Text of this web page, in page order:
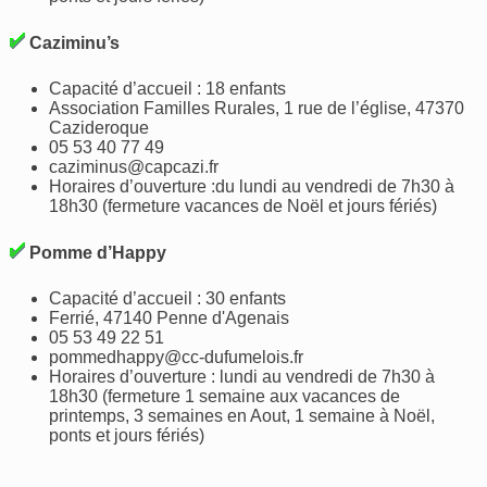
Caziminu’s
Capacité d’accueil : 18 enfants
Association Familles Rurales, 1 rue de l’église, 47370
Cazideroque
05 53 40 77 49
caziminus@capcazi.fr
Horaires d’ouverture :du lundi au vendredi de 7h30 à
18h30 (fermeture vacances de Noël et jours fériés)
Pomme d’Happy
Capacité d’accueil : 30 enfants
Ferrié, 47140 Penne d'Agenais
05 53 49 22 51
pommedhappy@cc-dufumelois.fr
Horaires d’ouverture : lundi au vendredi de 7h30 à
18h30 (fermeture 1 semaine aux vacances de
printemps, 3 semaines en Aout, 1 semaine à Noël,
ponts et jours fériés)